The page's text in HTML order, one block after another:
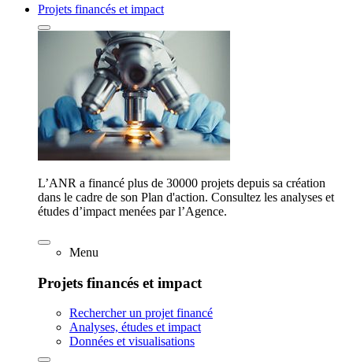
Projets financés et impact
L’ANR a financé plus de 30000 projets depuis sa création
dans le cadre de son Plan d'action. Consultez les analyses et
études d’impact menées par l’Agence.
Menu
Projets financés et impact
Rechercher un projet financé
Analyses, études et impact
Données et visualisations